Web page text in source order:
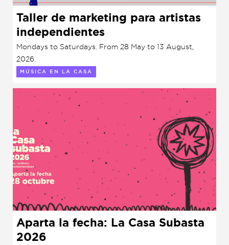
Garden
Bookstore
Workshop
Cineclub
Conferencias
Cursos
Líderes 2025
Lideres 2026
Liga de debate
Medio ambiente
Música en la Casa
Otros
Presentación de libro
Taller de marketing para artistas
independientes
Mondays to Saturdays. From 28 May to 13 August,
2026.
MÚSICA EN LA CASA
Aparta la fecha: La Casa Subasta
2026